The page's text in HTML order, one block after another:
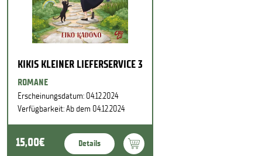
KIKIS KLEINER LIEFERSERVICE 3
ROMANE
Erscheinungsdatum: 04.12.2024
Verfügbarkeit: Ab dem 04.12.2024
15,00€ Details